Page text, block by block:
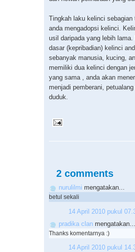
Tingkah laku kelinci sebagian
anda mengadopsi kelinci.
usil daripada yang lebih
dasar (kepribadian) kelinci
sebanyak manusia, kucing,
memiliki dua kelinci dengan
yang sama , anda akan
menjadi pemberani,
duduk.
2 comments
nurulilmi mengatakan...
betul sekali
14 April 2010 pukul
pradika clan mengatakan...
Thanks komentarnya :)
14 April 2010 pukul